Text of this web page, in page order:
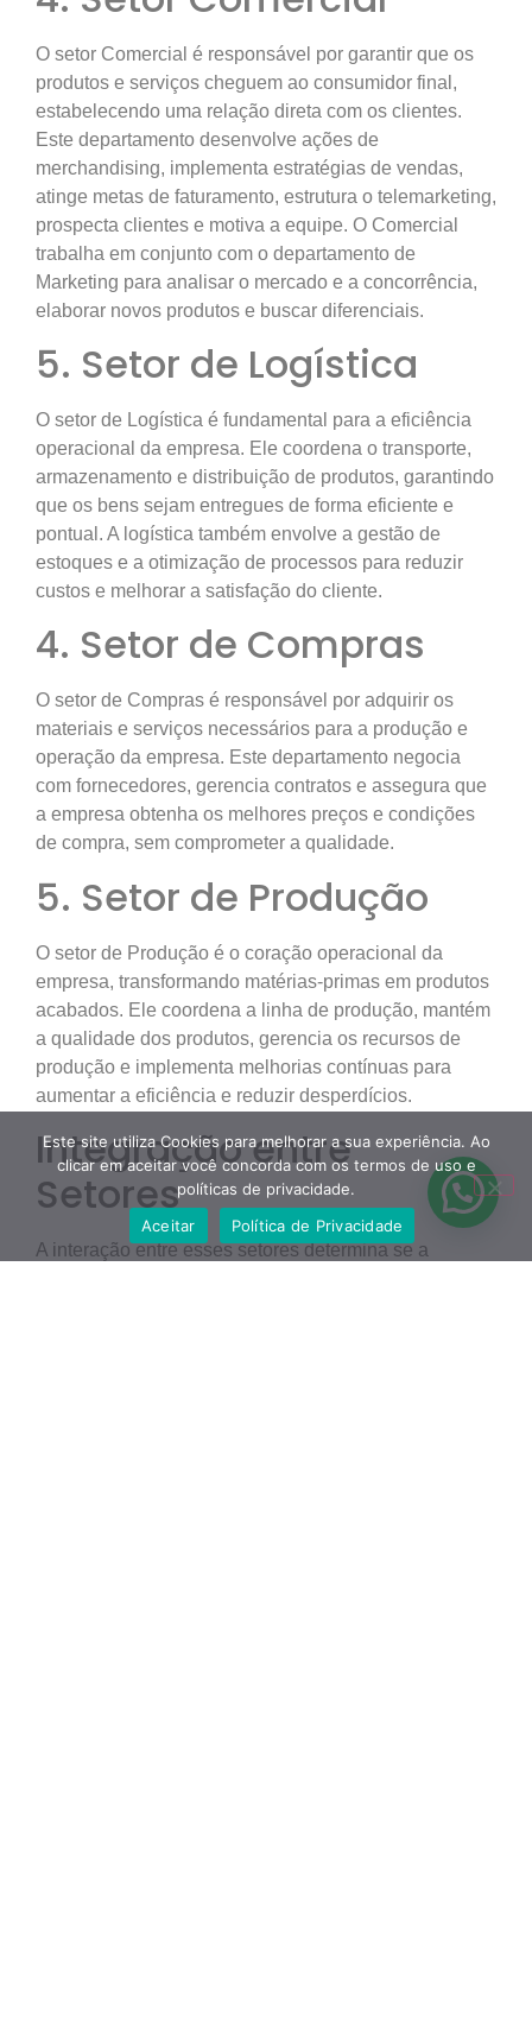
O setor Comercial é responsável por garantir que os
produtos e serviços cheguem ao consumidor final,
estabelecendo uma relação direta com os clientes.
Este departamento desenvolve ações de
merchandising, implementa estratégias de vendas,
atinge metas de faturamento, estrutura o telemarketing,
prospecta clientes e motiva a equipe. O Comercial
trabalha em conjunto com o departamento de
Marketing para analisar o mercado e a concorrência,
elaborar novos produtos e buscar diferenciais.
5. Setor de Logística
O setor de Logística é fundamental para a eficiência
operacional da empresa. Ele coordena o transporte,
armazenamento e distribuição de produtos, garantindo
que os bens sejam entregues de forma eficiente e
pontual. A logística também envolve a gestão de
estoques e a otimização de processos para reduzir
custos e melhorar a satisfação do cliente.
4. Setor de Compras
O setor de Compras é responsável por adquirir os
materiais e serviços necessários para a produção e
operação da empresa. Este departamento negocia
com fornecedores, gerencia contratos e assegura que
a empresa obtenha os melhores preços e condições
de compra, sem comprometer a qualidade.
5. Setor de Produção
O setor de Produção é o coração operacional da
empresa, transformando matérias-primas em produtos
acabados. Ele coordena a linha de produção, mantém
a qualidade dos produtos, gerencia os recursos de
produção e implementa melhorias contínuas para
aumentar a eficiência e reduzir desperdícios.
Integração entre
Setores
A interação entre esses setores determina se a
Este site utiliza Cookies para melhorar a sua experiência. Ao
clicar em aceitar você concorda com os termos de uso e
políticas de privacidade.
Aceitar
Política de Privacidade